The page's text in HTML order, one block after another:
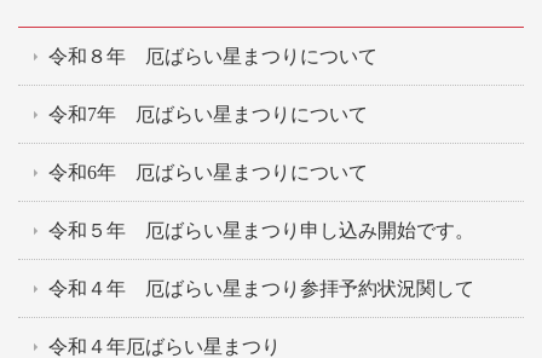
令和８年 厄ばらい星まつりについて
令和7年 厄ばらい星まつりについて
令和6年 厄ばらい星まつりについて
令和５年 厄ばらい星まつり申し込み開始です。
令和４年 厄ばらい星まつり参拝予約状況関して
令和４年厄ばらい星まつり